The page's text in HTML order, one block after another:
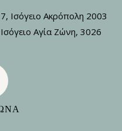
Ισόγειο Ακρόπολη 2003
Αγία Ζώνη, 3026